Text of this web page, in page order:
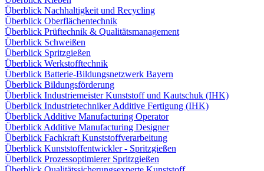
Überblick Nachhaltigkeit und Recycling
Überblick Oberflächentechnik
Überblick Prüftechnik & Qualitätsmanagement
Überblick Schweißen
Überblick Spritzgießen
Überblick Werkstofftechnik
Überblick Batterie-Bildungsnetzwerk Bayern
Überblick Bildungsförderung
Überblick Industriemeister Kunststoff und Kautschuk (IHK)
Überblick Industrietechniker Additive Fertigung (IHK)
Überblick Additive Manufacturing Operator
Überblick Additive Manufacturing Designer
Überblick Fachkraft Kunststoffverarbeitung
Überblick Kunststoffentwickler - Spritzgießen
Überblick Prozessoptimierer Spritzgießen